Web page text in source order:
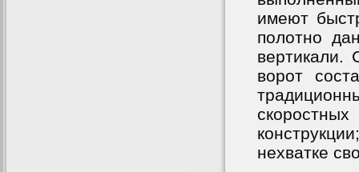
имеют
полотно
вертикали.
ворот
нехватке